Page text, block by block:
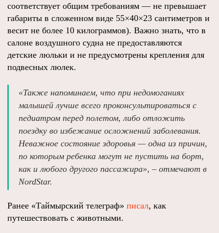
соответствует общим требованиям — не превышает
габариты в сложенном виде 55×40×23 сантиметров и
весит не более 10 килограммов). Важно знать, что в
салоне воздушного судна не предоставляются
детские люльки и не предусмотрены крепления для
подвесных люлек.
«Также напоминаем, что при недомоганиях
малышей лучше всего проконсультироваться с
педиатром перед полетом, либо отложить
поездку во избежание осложнений заболевания.
Неважное состояние здоровья — одна из причин,
по которым ребенка могут не пустить на борт,
как и любого другого пассажира», – отмечают в
NordStar.
Ранее «Таймырский телеграф» писал, как
путешествовать с животными.